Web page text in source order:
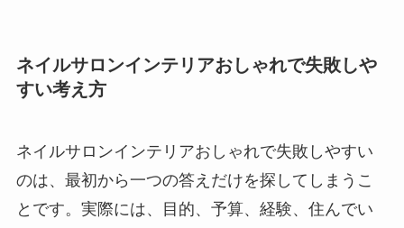
ネイルサロンインテリアおしゃれで失敗しや
すい考え方
ネイルサロンインテリアおしゃれで失敗しやすい
のは、最初から一つの答えだけを探してしまうこ
とです。実際には、目的、予算、経験、住んでい